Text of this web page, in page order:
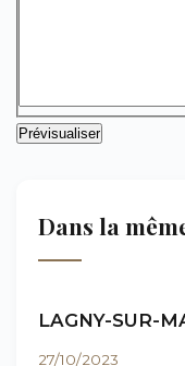
Dans la
LAGNY-SUR-
27/10/2023